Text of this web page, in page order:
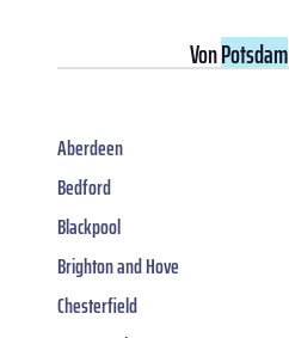
VonPotsdam
Aberdeen
Bedford
Blackpool
Brighton and Hove
Chesterfield